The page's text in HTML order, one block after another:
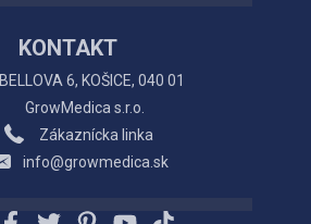
KONTAKT
BELLOVA 6, KOŠICE, 040 01
GrowMedica s.r.o.
Zákaznícka linka
info@growmedica.sk